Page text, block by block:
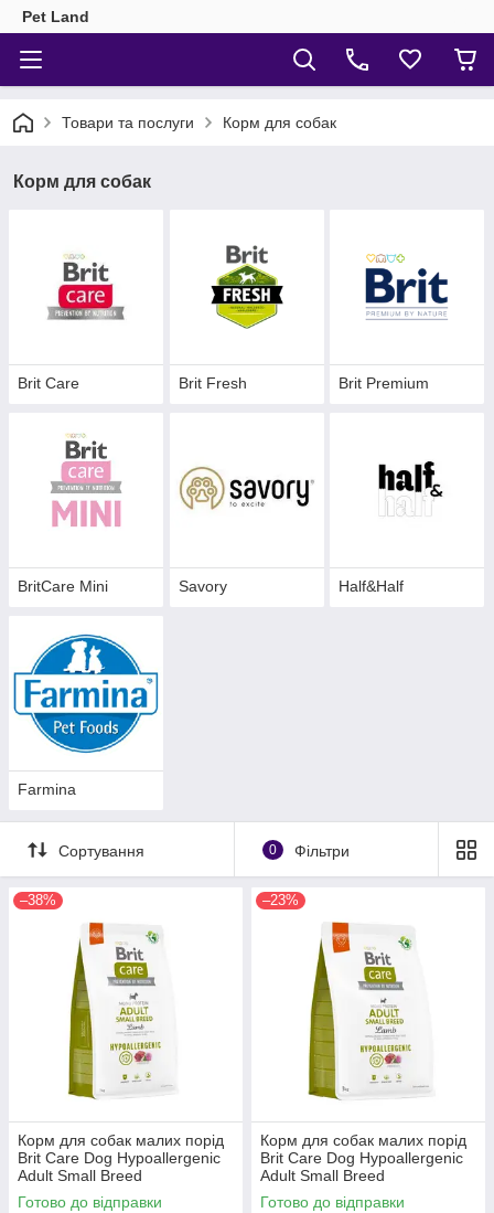
Pet Land
Товари та послуги Корм для собак
Корм для собак
Brit Care Brit Fresh Brit Premium
BritCare Mini Savory Half&Half
Farmina
Сортування 0 Фільтри
–38%
Корм для собак малих порід
Brit Care Dog Hypoallergenic
Adult Small Breed
гіпоалергенний з ягням, 7 кг
Готово до відправки
–23%
Корм для собак малих порід
Brit Care Dog Hypoallergenic
Adult Small Breed
гіпоалергенний з ягням, 3 кг
Готово до відправки